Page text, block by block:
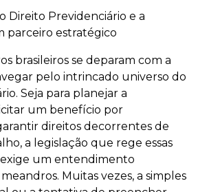
Direito Previdenciário e a
parceiro estratégico
brasileiros se deparam com a
pelo intrincado universo do
Seja para planejar a
um benefício por
direitos decorrentes de
a legislação que rege essas
exige um entendimento
Muitas vezes, a simples